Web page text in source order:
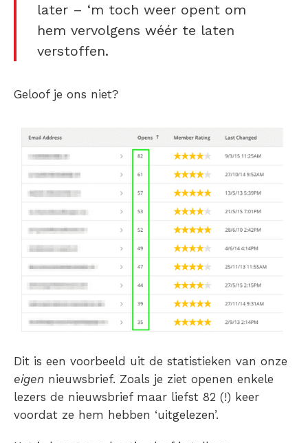
later – ‘m toch weer opent om
hem vervolgens wéér te laten
verstoffen.
Geloof je ons niet?
Dit is een voorbeeld uit de statistieken van onze
eigen nieuwsbrief. Zoals je ziet openen enkele
lezers de nieuwsbrief maar liefst 82 (!) keer
voordat ze hem hebben ‘uitgelezen’.